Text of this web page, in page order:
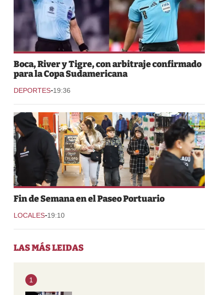
Boca, River y Tigre, con arbitraje confirmado
para la Copa Sudamericana
DEPORTES-19:36
Fin de Semana en el Paseo Portuario
LOCALES-19:10
LAS MÁS LEIDAS
1